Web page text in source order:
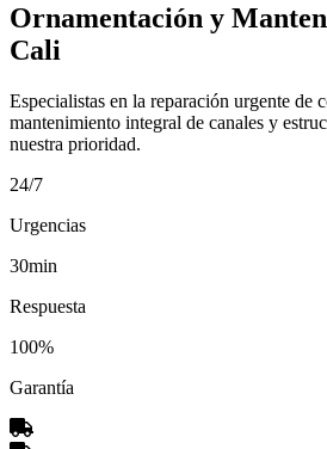
Ornamentación y
Cali
Especialistas en la reparación urgente de
mantenimiento integral de canales y
nuestra prioridad.
24/7
Urgencias
30min
Respuesta
100%
Garantía